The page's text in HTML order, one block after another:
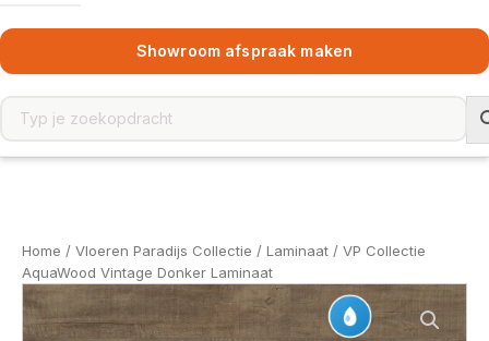
Showroom afspraak maken
Home / Vloeren Paradijs Collectie / Laminaat / VP Collectie
AquaWood Vintage Donker Laminaat